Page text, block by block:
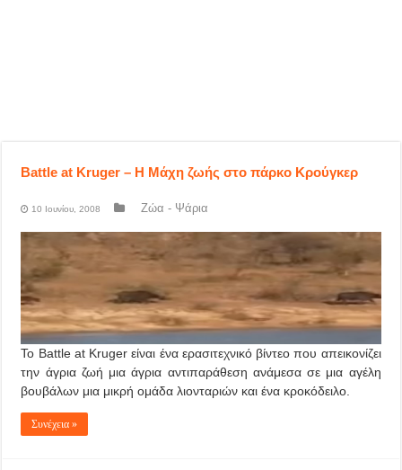
Battle at Kruger – Η Μάχη ζωής στο πάρκο Κρούγκερ
10 Ιουνίου, 2008 Ζώα - Ψάρια
Το Battle at Kruger είναι ένα ερασιτεχνικό βίντεο που απεικονίζει
την άγρια ζωή μια άγρια αντιπαράθεση ανάμεσα σε μια αγέλη
βουβάλων μια μικρή ομάδα λιονταριών και ένα κροκόδειλο.
Συνέχεια »